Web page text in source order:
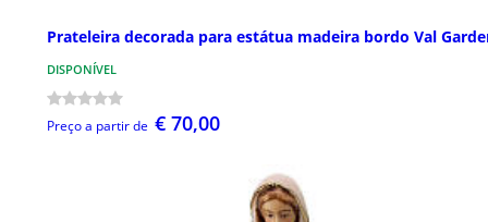
Prateleira decorada para estátua madeira bordo Val
DISPONÍVEL
Preço a partir de € 70,00